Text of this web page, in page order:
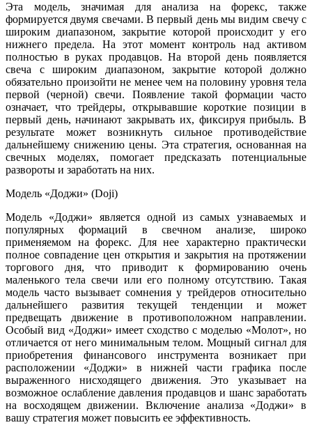
Эта модель, значимая для анализа на форекс, также
формируется двумя свечами. В первый день мы видим свечу с
широким диапазоном, закрытие которой происходит у его
нижнего предела. На этот момент контроль над активом
полностью в руках продавцов. На второй день появляется
свеча с широким диапазоном, закрытие которой должно
обязательно произойти не менее чем на половину уровня тела
первой (черной) свечи. Появление такой формации часто
означает, что трейдеры, открывавшие короткие позиции в
первый день, начинают закрывать их, фиксируя прибыль. В
результате может возникнуть сильное противодействие
дальнейшему снижению цены. Эта стратегия, основанная на
свечных моделях, помогает предсказать потенциальные
развороты и заработать на них.
Модель «Доджи» (Doji)
Модель «Доджи» является одной из самых узнаваемых и
популярных формаций в свечном анализе, широко
применяемом на форекс. Для нее характерно практически
полное совпадение цен открытия и закрытия на протяжении
торгового дня, что приводит к формированию очень
маленького тела свечи или его полному отсутствию. Такая
модель часто вызывает сомнения у трейдеров относительно
дальнейшего развития текущей тенденции и может
предвещать движение в противоположном направлении.
Особый вид «Доджи» имеет сходство с моделью «Молот», но
отличается от него минимальным телом. Мощный сигнал для
приобретения финансового инструмента возникает при
расположении «Доджи» в нижней части графика после
выраженного нисходящего движения. Это указывает на
возможное ослабление давления продавцов и шанс заработать
на восходящем движении. Включение анализа «Доджи» в
вашу стратегия может повысить ее эффективность.